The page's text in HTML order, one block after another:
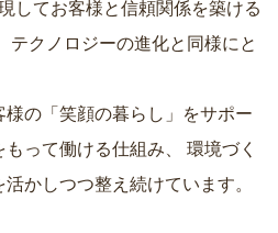
してお客様と信頼関係を築ける
の「笑顔の暮らし」をサポー
って働ける仕組み、
かしつつ整え続けています。